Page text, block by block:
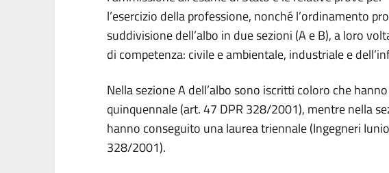
l’esercizio della professione, nonché l’ordinamento
suddivisione dell’albo in due sezioni (A e B), a loro
di competenza: civile e ambientale, industriale e
Nella sezione A dell’albo sono iscritti coloro che
quinquennale (art. 47 DPR 328/2001), mentre nella
hanno conseguito una laurea triennale (Ingegneri
328/2001).